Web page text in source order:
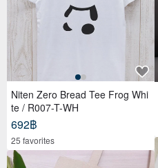
Niten Zero Bread Tee Frog Whi
te / R007-T-WH
692฿
25 favorites